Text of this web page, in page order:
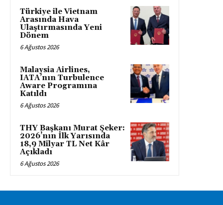
Türkiye ile Vietnam
Arasında Hava
Ulaştırmasında Yeni
Dönem
6 Ağustos 2026
Malaysia Airlines,
IATA’nın Turbulence
Aware Programına
Katıldı
6 Ağustos 2026
THY Başkanı Murat Şeker:
2026’nın İlk Yarısında
18,9 Milyar TL Net Kâr
Açıkladı
6 Ağustos 2026